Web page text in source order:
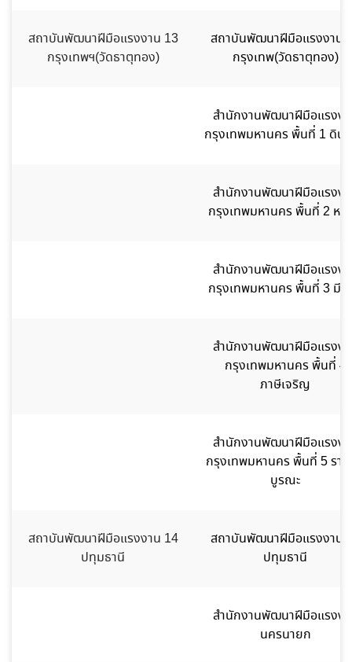
สถาบันพัฒนาฝีมือแรงงาน 13
กรุงเทพฯ(วัดธาตุทอง)
สถาบันพัฒนาฝีมือแรงงาน
กรุงเทพ(วัดธาตุทอง)
สำนักงานพัฒนาฝีมือแรงง
กรุงเทพมหานคร พื้นที่ 1 ดิน
สำนักงานพัฒนาฝีมือแรงง
กรุงเทพมหานคร พื้นที่ 2 หลั
สำนักงานพัฒนาฝีมือแรงง
กรุงเทพมหานคร พื้นที่ 3 มีน
สำนักงานพัฒนาฝีมือแรงง
กรุงเทพมหานคร พื้นที่ 4
ภาษีเจริญ
สำนักงานพัฒนาฝีมือแรงง
กรุงเทพมหานคร พื้นที่ 5 รา
บูรณะ
สถาบันพัฒนาฝีมือแรงงาน 14
ปทุมธานี
สถาบันพัฒนาฝีมือแรงงาน
ปทุมธานี
สำนักงานพัฒนาฝีมือแรงง
นครนายก